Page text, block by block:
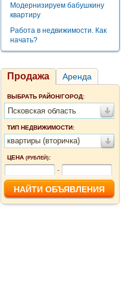
Модернизируем бабушкину
квартиру
Работа в недвижимости. Как
начать?
Продажа Аренда
ВЫБРАТЬ РАЙОН/ГОРОД:
Псковская область
ТИП НЕДВИЖИМОСТИ:
квартиры (вторичка)
ЦЕНА (РУБЛЕЙ):
-